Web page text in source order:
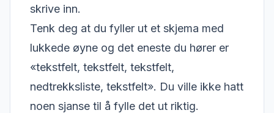
skrive inn.
Tenk deg at du fyller ut et skjema med
lukkede øyne og det eneste du hører er
«tekstfelt, tekstfelt, tekstfelt,
nedtrekksliste, tekstfelt». Du ville ikke hatt
noen sjanse til å fylle det ut riktig.